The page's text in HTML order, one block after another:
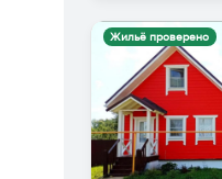
Жильё проверено